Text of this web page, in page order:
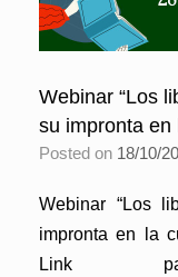
Webinar “Los
su impronta en
Posted on 18/10/
Webinar “Los
impronta en la
Link